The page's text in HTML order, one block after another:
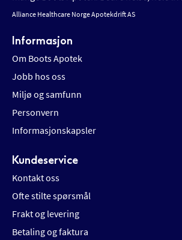
Alliance Healthcare Norge Apotekdrift AS
Informasjon
Om Boots Apotek
Jobb hos oss
Miljø og samfunn
Personvern
Informasjonskapsler
Kundeservice
Kontakt oss
Ofte stilte spørsmål
Frakt og levering
Betaling og faktura